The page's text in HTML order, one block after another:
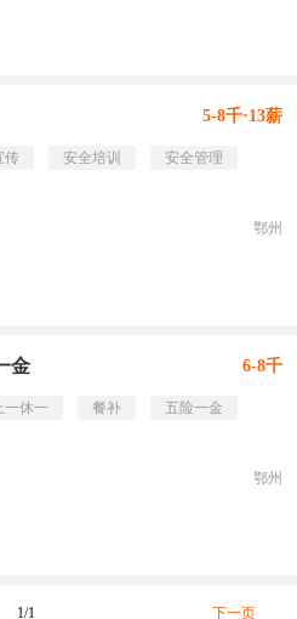
5-8千·13薪
传 安全培训
安全管理
鄂州
金 6-8千
一休一 餐补
五险一金
鄂州
1/1 下一页